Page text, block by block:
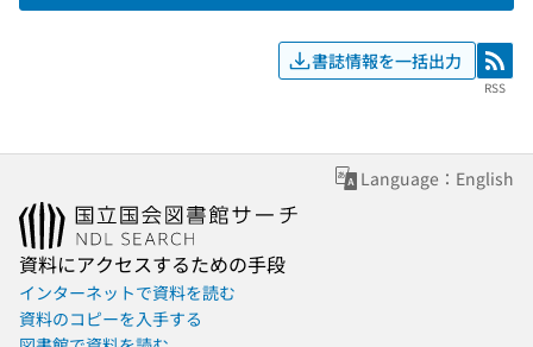
書誌情報を一括出力 RSS
RSS
Language：English
資料にアクセスするための手段
インターネットで資料を読む
資料のコピーを入手する